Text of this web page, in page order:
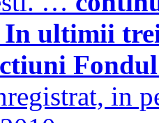
In ultimii trei
in